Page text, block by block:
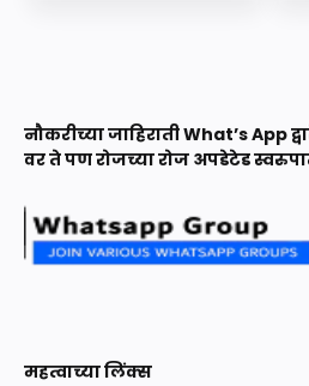
नौकरीच्या जाहिराती What’s App
वर ते पण रोजच्या रोज अपडेटेड
महत्वाच्या लिंक्स